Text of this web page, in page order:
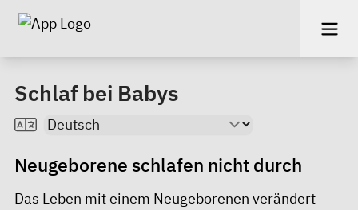
Schlaf bei Babys
Neugeborene schlafen nicht durch
​Das Leben mit einem Neugeborenen verändert